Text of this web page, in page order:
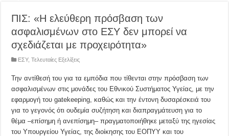
ΠΙΣ: «Η ελεύθερη πρόσβαση των
ασφαλισμένων στο ΕΣΥ δεν μπορεί να
σχεδιάζεται με προχειρότητα»
ΕΣΥ,Τελευταίες Εξελίξεις
Την αντίθεσή του για τα εμπόδια που τίθενται στην πρόσβαση των
ασφαλισμένων στις μονάδες του Εθνικού Συστήματος Υγείας, με την
εφαρμογή του gatekeeping, καθώς και την έντονη δυσαρέσκειά του
για το γεγονός ότι ουδεμία συζήτηση και διαπραγμάτευση για το
θέμα –επίσημη ή ανεπίσημη– πραγματοποιήθηκε μεταξύ της ηγεσίας
του Υπουργείου Υγείας, της διοίκησης του ΕΟΠΥΥ και του